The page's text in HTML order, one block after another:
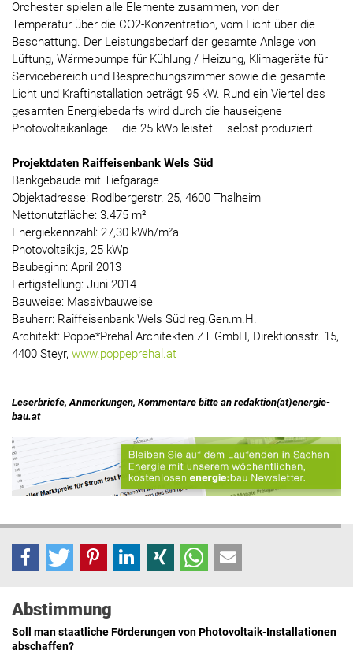
Orchester spielen alle Elemente zusammen, von der
Temperatur über die CO2-Konzentration, vom Licht über die
Beschattung. Der Leistungsbedarf der gesamte Anlage von
Lüftung, Wärmepumpe für Kühlung / Heizung, Klimageräte für
Servicebereich und Besprechungszimmer sowie die gesamte
Licht und Kraftinstallation beträgt 95 kW. Rund ein Viertel des
gesamten Energiebedarfs wird durch die hauseigene
Photovoltaikanlage – die 25 kWp leistet – selbst produziert.
Projektdaten Raiffeisenbank Wels Süd
Bankgebäude mit Tiefgarage
Objektadresse: Rodlbergerstr. 25, 4600 Thalheim
Nettonutzfläche: 3.475 m²
Energiekennzahl: 27,30 kWh/m²a
Photovoltaik:ja, 25 kWp
Baubeginn: April 2013
Fertigstellung: Juni 2014
Bauweise: Massivbauweise
Bauherr: Raiffeisenbank Wels Süd reg.Gen.m.H.
Architekt: Poppe*Prehal Architekten ZT GmbH, Direktionsstr. 15,
4400 Steyr, www.poppeprehal.at
Leserbriefe, Anmerkungen, Kommentare bitte an redaktion(at)energie-
bau.at
Abstimmung
Soll man staatliche Förderungen von Photovoltaik-Installationen
abschaffen?